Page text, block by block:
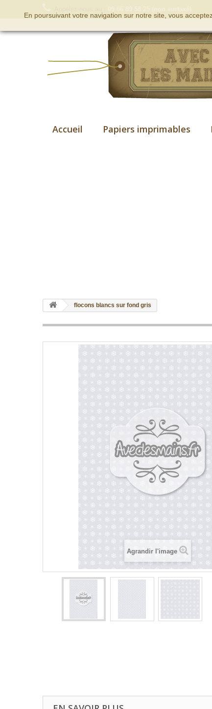
Accueil Papiers imprimables
flocons blancs sur fond gris
Agrandir l'image
En poursuivant votre navigation sur notre site, vous